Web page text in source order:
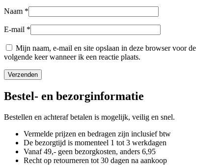
Naam *
E-mail *
Mijn naam, e-mail en site opslaan in deze browser voor de
volgende keer wanneer ik een reactie plaats.
Bestel- en bezorginformatie
Bestellen en achteraf betalen is mogelijk, veilig en snel.
Vermelde prijzen en bedragen zijn inclusief btw
De bezorgtijd is momenteel 1 tot 3 werkdagen
Vanaf 49,- geen bezorgkosten, anders 6,95
Recht op retourneren tot 30 dagen na aankoop